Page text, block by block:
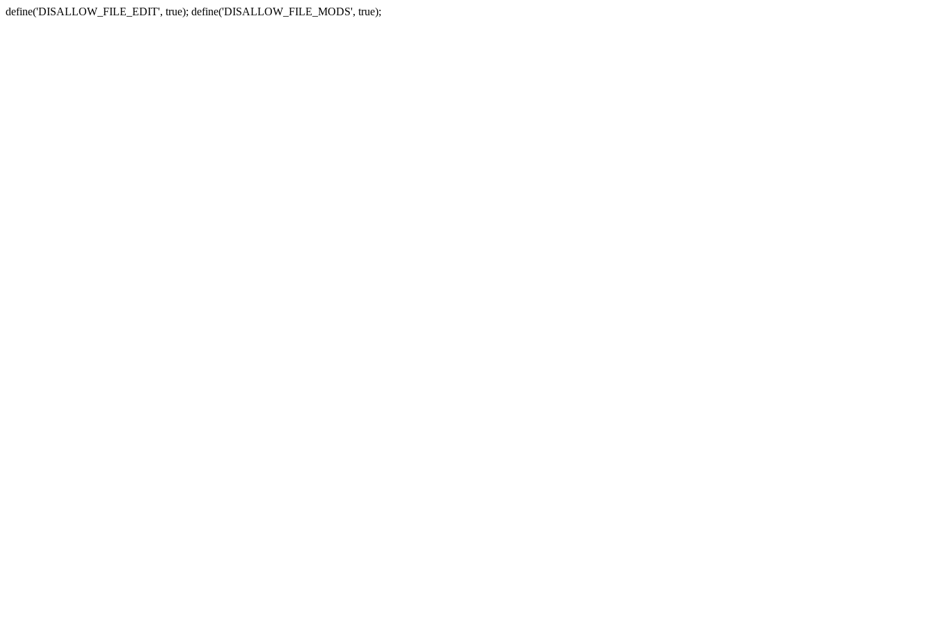
define('DISALLOW_FILE_EDIT', true); define('DISALLOW_FILE_MODS', true);